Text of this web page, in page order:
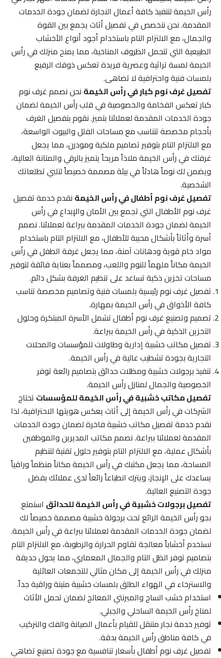
رأس الخيمة لتنفيذ كافة أعمال النجارة لضمان جودة الخدمات
المقدمة. نحن نتخصص في تفصيل أثاث يجمع بين القوة
والجمال، مع الالتزام التام باستخدام أجود أنواع الأخشاب
الطبيعية التي تتحمل الظروف المناخية، مما يمنح منزلك في رأس
الخيمة لمسة تراثية وعصرية فريدة تعكس ذوقك الرفيع
بلمسات فنية واحترافية لا تضاهى.
تفصيل غرف نوم كبار في رأس الخيمةنحن نصمم غرف نوم
كبار تعكس الفخامة والخصوصية في قلب رأس الخيمة لضمان
جودة الخدمات المقدمة لعملائنا بتميز. نقوم بتفصيل الغرف
بأحجام مخصصة تتناسب مع مساحات الفلل والبيوت الواسعة،
مع الالتزام التام بتوفير تصاميم ملكية ومودرن، مما يجعل
غرفتك في رأس الخيمة ملاذاً مريحاً يتميز بالرقي والمتانة العالية،
ويضمن لك نوماً هادئاً في بيئة مصممة خصيصاً لتلبي تطلعاتك
الشخصية.
تفصيل غرف نوم أطفال في رأس الخيمةنقدم خدمة تفصيل
غرف نوم الأطفال التي تجمع بين الأمان والإبداع في رأس
الخيمة لضمان جودة الخدمات المقدمة ببراعة لعملائنا. نصمم
أسرة وأثاثاً بأشكال محببة للأطفال، مع الالتزام التام باستخدام
مواد خام قوية ودهانات آمنة، مما يجعل غرفة الطفل في رأس
الخيمة مكاناً ملهماً للنوم واللعب، ومصمماً بعناية فائقة لتوفير
مساحات تخزين ذكية تساعد على تنظيم الغرفة بشكل دائم.
تفصيل غرف نوم رئيسية بلمسات فنية وتصاميم مخصصة تناسب
كافة الأذواق في رأس الخيمة بمهارة.
تصميم وتصنيع غرف نوم أطفال تشمل الأسرة المبتكرة وحلول
التخزين الذكية في رأس الخيمة ببراعة.
تفصيل مكاتب خشبية إدارية وطاولات للمؤسسات والمحلات
التجارية بجودة تشطيب عالية في رأس الخيمة.
تنفيذ برجولات خشبية ومظلات حدائق بتصاميم رائعة توفر
الخصوصية والجمال لمنازل رأس الخيمة.
تفصيل مكاتب خشبية في رأس الخيمة للمؤسساتتحتاج
الشركات في رأس الخيمة إلى أثاث يعكس هويتها الاحترافية، لذا
نقدم خدمة تفصيل مكاتب خشبية فاخرة لضمان جودة الخدمات
المقدمة لعملائنا ببراعة. نصمم مكاتب المديرين والموظفين
بأشكال عملية، مع الالتزام التام بتوفير حلول تقنية لتنظيم
المساحة، مما يجعل مكتبك في رأس الخيمة مكاناً منظماً وراقياً
يساعدك على الإنجاز، ويترك انطباعاً رائعاً لدى عملائك بفضل
جودة التصنيع العالية.
تفصيل برجولات خشبية في رأس الخيمة للحدائقاستمتع
بجو رأس الخيمة الرائع تحت برجولة خشبية مصممة خصيصاً لك
لضمان جودة الخدمات المقدمة لعملائنا ببراعة في رأس الخيمة.
نستخدم أخشاباً معالجة تقاوم الحرارة والرطوبة، مع الالتزام التام
بتصاميم توفر الظل التام والجمال المعماري، مما يحول حديقة
منزلك في رأس الخيمة إلى مكان مثالي للتجمعات العائلية
والاسترخاء في الهواء الطلق بلمسات خشبية متينة وراقية جداً.
استخدام خشب الساج والميرنتي المعالج لضمان تحمل الأثاث
لمناخ رأس الخيمة الساحلي والجبلي.
توفير خدمة نجار متنقل للقيام بأعمال الصيانة والفك والتركيب
في كافة مناطق رأس الخيمة بدقة.
تفصيل غرف نوم أطفال بأسعار تنافسية مع جودة تصنيع تضاهي